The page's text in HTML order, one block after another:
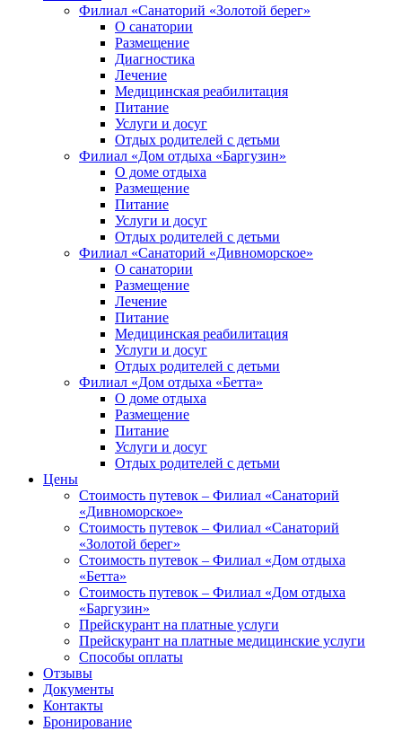
Филиал «Санаторий «Золотой берег»
О санатории
Размещение
Диагностика
Лечение
Медицинская реабилитация
Питание
Услуги и досуг
Отдых родителей с детьми
Филиал «Дом отдыха «Баргузин»
О доме отдыха
Размещение
Питание
Услуги и досуг
Отдых родителей с детьми
Филиал «Санаторий «Дивноморское»
О санатории
Размещение
Лечение
Питание
Медицинская реабилитация
Услуги и досуг
Отдых родителей с детьми
Филиал «Дом отдыха «Бетта»
О доме отдыха
Размещение
Питание
Услуги и досуг
Отдых родителей с детьми
Цены
Стоимость путевок – Филиал «Санаторий
«Дивноморское»
Стоимость путевок – Филиал «Санаторий
«Золотой берег»
Стоимость путевок – Филиал «Дом отдыха
«Бетта»
Стоимость путевок – Филиал «Дом отдыха
«Баргузин»
Прейскурант на платные услуги
Прейскурант на платные медицинские услуги
Способы оплаты
Отзывы
Документы
Контакты
Бронирование